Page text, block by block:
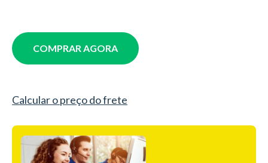
COMPRAR AGORA
Calcular o preço do frete